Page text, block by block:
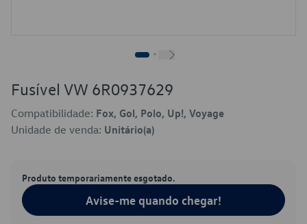
Fusível VW 6R0937629
Compatibilidade: Fox, Gol, Polo, Up!, Voyage
Unidade de venda: Unitário(a)
Produto temporariamente esgotado.
Avise-me quando chegar!